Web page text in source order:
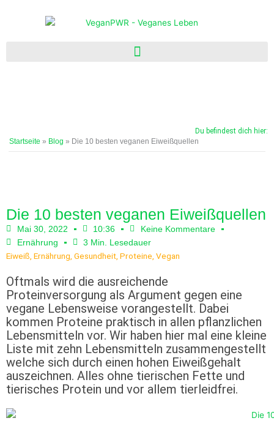
Du befindest dich hier:
Startseite » Blog » Die 10 besten veganen Eiweißquellen
Die 10 besten veganen Eiweißquellen
Mai 30, 2022 10:36
Keine Kommentare
Ernährung
3 Min. Lesedauer
Eiweiß, Ernährung, Gesundheit, Proteine, Vegan
Oftmals wird die ausreichende
Proteinversorgung als Argument gegen eine
vegane Lebensweise vorangestellt. Dabei
kommen Proteine praktisch in allen pflanzlichen
Lebensmitteln vor. Wir haben hier mal eine kleine
Liste mit zehn Lebensmitteln zusammengestellt
welche sich durch einen hohen Eiweißgehalt
auszeichnen. Alles ohne tierischen Fette und
tierisches Protein und vor allem tierleidfrei.